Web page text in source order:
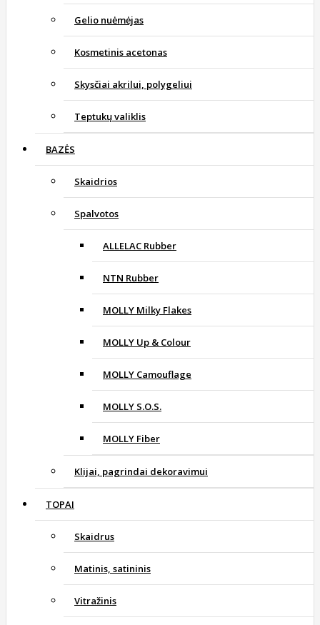
Gelio nuėmėjas
Kosmetinis acetonas
Skysčiai akrilui, polygeliui
Teptukų valiklis
BAZĖS
Skaidrios
Spalvotos
ALLELAC Rubber
NTN Rubber
MOLLY Milky Flakes
MOLLY Up & Colour
MOLLY Camouflage
MOLLY S.O.S.
MOLLY Fiber
Klijai, pagrindai dekoravimui
TOPAI
Skaidrus
Matinis, satininis
Vitražinis